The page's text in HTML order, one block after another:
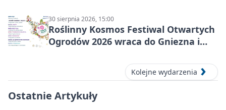
30 sierpnia 2026, 15:00
Roślinny Kosmos Festiwal Otwartych
Ogrodów 2026 wraca do Gniezna i
Kolejne wydarzenia
Ostatnie Artykuły